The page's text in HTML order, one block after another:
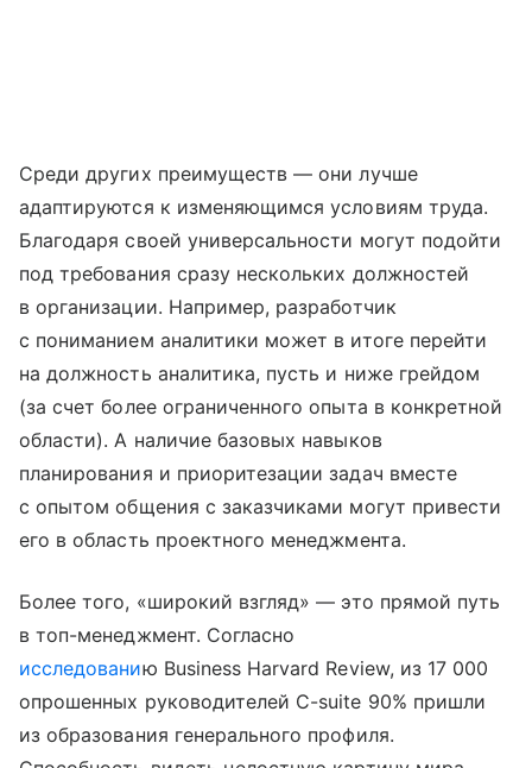
Среди других преимуществ — они лучше
адаптируются к изменяющимся условиям труда.
Благодаря своей универсальности могут подойти
под требования сразу нескольких должностей
в организации. Например, разработчик
с пониманием аналитики может в итоге перейти
на должность аналитика, пусть и ниже грейдом
(за счет более ограниченного опыта в конкретной
области). А наличие базовых навыков
планирования и приоритезации задач вместе
с опытом общения с заказчиками могут привести
его в область проектного менеджмента.
Более того, «широкий взгляд» — это прямой путь
в топ-менеджмент. Согласно
исследованию Business Harvard Review, из 17 000
опрошенных руководителей C-suite 90% пришли
из образования генерального профиля.